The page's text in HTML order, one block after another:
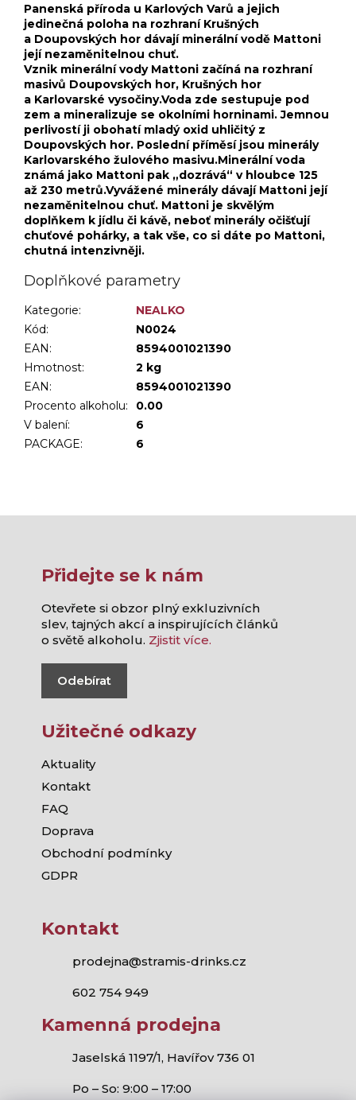
Panenská příroda u Karlových Varů a jejich
jedinečná poloha na rozhraní Krušných
a Doupovských hor dávají minerální vodě Mattoni
její nezaměnitelnou chuť.
Vznik minerální vody Mattoni začíná na rozhraní
masivů Doupovských hor, Krušných hor
a Karlovarské vysočiny.Voda zde sestupuje pod
zem a mineralizuje se okolními horninami. Jemnou
perlivostí ji obohatí mladý oxid uhličitý z
Doupovských hor. Poslední příměsí jsou minerály
Karlovarského žulového masivu.Minerální voda
známá jako Mattoni pak „dozrává“ v hloubce 125
až 230 metrů.Vyvážené minerály dávají Mattoni její
nezaměnitelnou chuť. Mattoni je skvělým
doplňkem k jídlu či kávě, neboť minerály očišťují
chuťové pohárky, a tak vše, co si dáte po Mattoni,
chutná intenzivněji.
Doplňkové parametry
Kategorie:
NEALKO
Kód:
N0024
EAN:
8594001021390
Hmotnost:
2 kg
EAN:
8594001021390
Procento alkoholu:
0.00
V balení:
6
PACKAGE: 6
Přidejte se k nám
Otevřete si obzor plný exkluzivních
slev, tajných akcí a inspirujících článků
o světě alkoholu. Zjistit více.
Odebírat
Užitečné odkazy
Aktuality
Kontakt
FAQ
Doprava
Obchodní podmínky
GDPR
Kontakt
prodejna@stramis-drinks.cz
602 754 949
Kamenná prodejna
Jaselská 1197/1, Havířov 736 01
Po – So: 9:00 – 17:00